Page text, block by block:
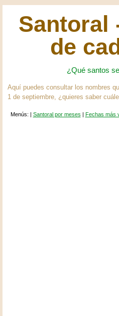
Santoral
de
¿Qué santos
Aquí puedes consultar los nombres
1 de septiembre, ¿quieres saber
Menús: | Santoral por meses | Fechas más